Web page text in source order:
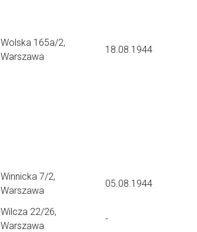
Wolska 165a/2,
Warszawa
18.08.1944
Winnicka 7/2,
Warszawa
05.08.1944
Wilcza 22/26,
Warszawa
-